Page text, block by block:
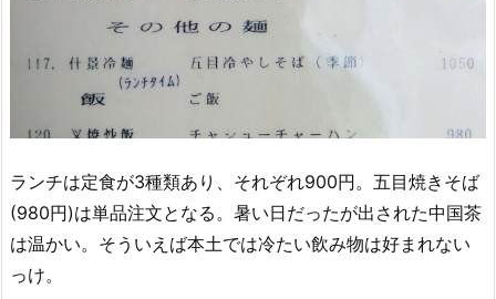
ランチは定食が3種類あり、それぞれ900円。五目焼きそば
(980円)は単品注文となる。暑い日だったが出された中国茶
は温かい。そういえば本土では冷たい飲み物は好まれない
っけ。